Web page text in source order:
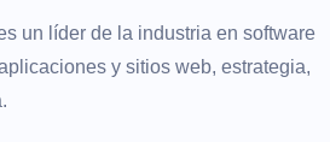
un líder de la industria en software
y sitios web, estrategia,